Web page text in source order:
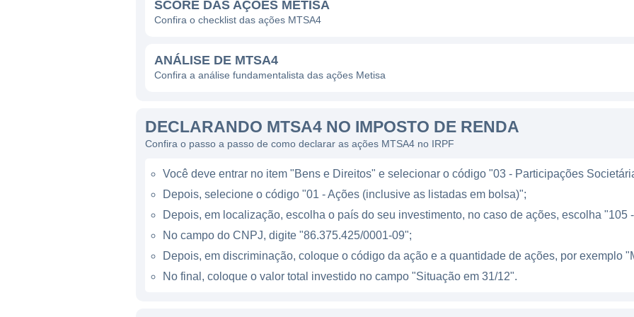
de bens de consumo. A empresa adota processos de fabricação modernos e
pesquisa e desenvolvimento, aprimorando seus processos e criando novas soluções
A Metisa atua principalmente no Brasil, mas também possui uma presença
exportando seus produtos para mercados nas Américas e na Europa. Essa
estratégia da empresa de ampliar sua base de clientes e diversificar seus canais de
Além das operações no Brasil, a Metisa busca estabelecer parcerias com empresas
que ajuda na adaptação de seus produtos às necessidades específicas de cada
contribui para o fortalecimento da marca Metisa no cenário global, abrindo portas
negócios e expansão.
SCORE DAS AÇÕES METISA
Confira o checklist das ações MTSA4
ANÁLISE DE MTSA4
Confira a análise fundamentalista das ações Metisa
DECLARANDO MTSA4 NO IMPOSTO DE RENDA
Confira o passo a passo de como declarar as ações MTSA4 no IRPF
Você deve entrar no item "Bens e Direitos" e selecionar o código "03 - Participações
Depois, selecione o código "01 - Ações (inclusive as listadas em bolsa)";
Depois, em localização, escolha o país do seu investimento, no caso de ações, escolha "105
No campo do CNPJ, digite "86.375.425/0001-09";
Depois, em discriminação, coloque o código da ação e a quantidade de ações, por exemplo
No final, coloque o valor total investido no campo "Situação em 31/12".